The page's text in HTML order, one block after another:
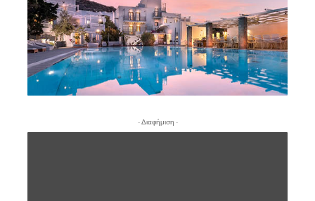
- Διαφήμιση -